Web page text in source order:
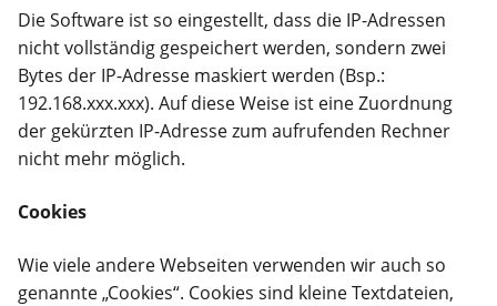
Die Software ist so eingestellt, dass die IP-Adressen
nicht vollständig gespeichert werden, sondern zwei
Bytes der IP-Adresse maskiert werden (Bsp.:
192.168.xxx.xxx). Auf diese Weise ist eine Zuordnung
der gekürzten IP-Adresse zum aufrufenden Rechner
nicht mehr möglich.
Cookies
Wie viele andere Webseiten verwenden wir auch so
genannte „Cookies“. Cookies sind kleine Textdateien,